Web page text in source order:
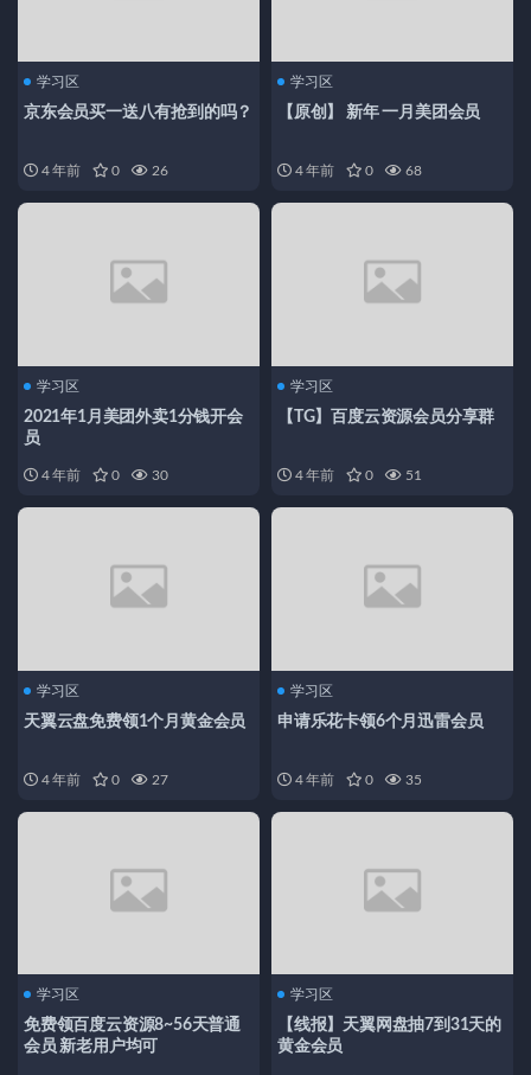
学习区
京东会员买一送八有抢到的吗？
4 年前 0 26
学习区
【原创】 新年 一月美团会员
4 年前 0 68
学习区
2021年1月美团外卖1分钱开会
员
4 年前 0 30
学习区
【TG】百度云资源会员分享群
4 年前 0 51
学习区
天翼云盘免费领1个月黄金会员
4 年前 0 27
学习区
申请乐花卡领6个月迅雷会员
4 年前 0 35
学习区
免费领百度云资源8~56天普通
会员 新老用户均可
学习区
【线报】天翼网盘抽7到31天的
黄金会员